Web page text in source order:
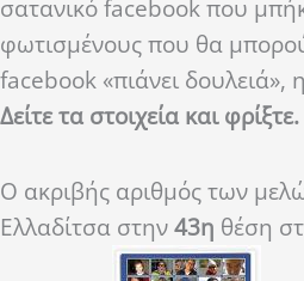
σατανικό facebook που
φωτισμένους που θα
facebook «πιάνει δουλειά»,
Δείτε τα στοιχεία και φρίξτε.
Ο ακριβής αριθμός των
Ελλαδίτσα στην43η θέση